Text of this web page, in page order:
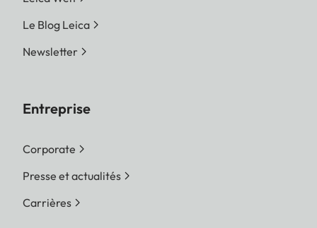
Le Blog Leica
Newsletter
Entreprise
Corporate
Presse et actualités
Carrières